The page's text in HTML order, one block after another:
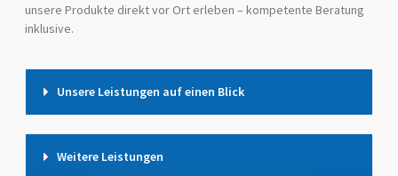
unsere Produkte direkt vor Ort erleben – kompetente Beratung
inklusive.
Unsere Leistungen auf einen Blick
Weitere Leistungen